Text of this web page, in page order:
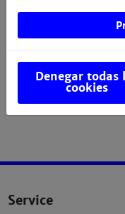
Dies bereitet sie
mit KI-
Service
Denegar todas
cookies